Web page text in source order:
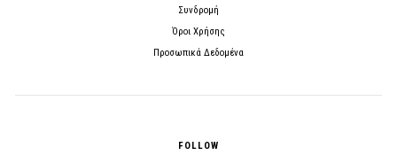
Συνδρομή
Όροι Χρήσης
Προσωπικά Δεδομένα
FOLLOW